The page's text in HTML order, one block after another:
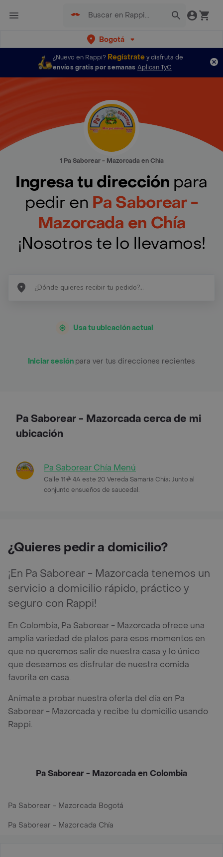
Bogotá
¿Nuevo en Rappi? Regístratey disfruta de
envíos gratis por semanas Aplican TyC
1 Pa Saborear - Mazorcada en Chía
Ingresa tu dirección para
pedir en Pa Saborear -
Mazorcada en Chía
¡Nosotros te lo llevamos!
Usa tu ubicación actual
Iniciar sesión para ver tus direcciones recientes
Pa Saborear - Mazorcada cerca de mi
ubicación
Pa Saborear Chía Menú
Calle 11# 4A este 20 Vereda Samaria Chía; Junto al
conjunto ensueños de saucedal.
¿Quieres pedir a domicilio?
¡En Pa Saborear - Mazorcada tenemos un
servicio a domicilio rápido, práctico y
seguro con Rappi!
En Colombia, Pa Saborear - Mazorcada ofrece una
amplia variedad de platos para esos momentos en
que no queremos salir de nuestra casa y lo único
que deseamos es disfrutar de nuestra comida
favorita en casa.
Anímate a probar nuestra oferta del día en Pa
Saborear - Mazorcada y recibe tu domicilio usando
Rappi.
Pa Saborear - Mazorcada en Colombia
Pa Saborear - Mazorcada Bogotá
Pa Saborear - Mazorcada Chía